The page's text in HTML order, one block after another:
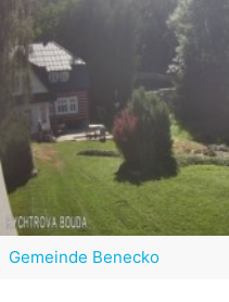
Gemeinde Benecko